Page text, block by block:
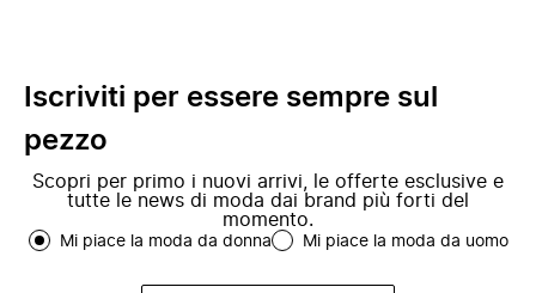
Iscriviti per essere sempre sul
pezzo
Scopri per primo i nuovi arrivi, le offerte esclusive e
tutte le news di moda dai brand più forti del
momento.
Mi piace la moda da donna Mi piace la moda da uomo